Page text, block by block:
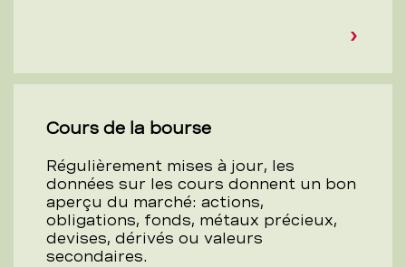
Cours de la bourse
Régulièrement mises à jour, les
données sur les cours donnent un bon
aperçu du marché: actions,
obligations, fonds, métaux précieux,
devises, dérivés ou valeurs
secondaires.